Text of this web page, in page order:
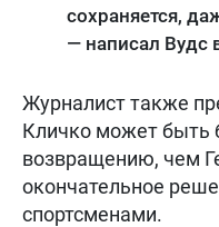
сохраняется,
— написал Вудс
Журналист также
Кличко может быть
возвращению, чем
окончательное
спортсменами.